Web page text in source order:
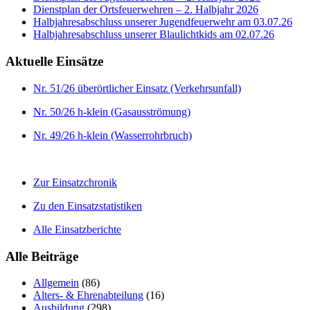
Dienstplan der Ortsfeuerwehren – 2. Halbjahr 2026
Halbjahresabschluss unserer Jugendfeuerwehr am 03.07.26
Halbjahresabschluss unserer Blaulichtkids am 02.07.26
Aktuelle Einsätze
Nr. 51/26 überörtlicher Einsatz (Verkehrsunfall)
Nr. 50/26 h-klein (Gasausströmung)
Nr. 49/26 h-klein (Wasserrohrbruch)
Zur Einsatzchronik
Zu den Einsatzstatistiken
Alle Einsatzberichte
Alle Beiträge
Allgemein (86)
Alters- & Ehrenabteilung (16)